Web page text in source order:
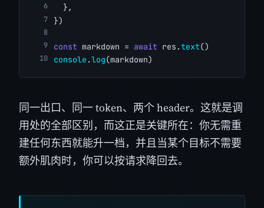
  },
})
const markdown = await res.text()
console .log(markdown)
同一出口、同一 token、两个 header。这就是调
用处的全部区别，而这正是关键所在：你无需重
建任何东西就能升一档，并且当某个目标不需要
额外肌肉时，你可以按请求降回去。